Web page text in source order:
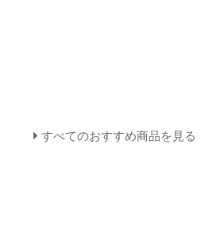
すべてのおすすめ商品を見る